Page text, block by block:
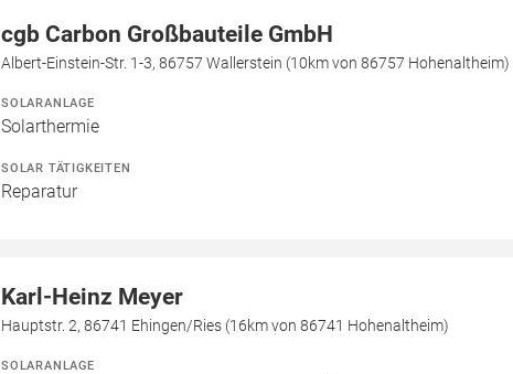
cgb Carbon Großbauteile GmbH
Albert-Einstein-Str. 1-3, 86757 Wallerstein (10km von 86757 Hohenaltheim)
SOLARANLAGE
Solarthermie
SOLAR TÄTIGKEITEN
Reparatur
Karl-Heinz Meyer
Hauptstr. 2, 86741 Ehingen/Ries (16km von 86741 Hohenaltheim)
SOLARANLAGE